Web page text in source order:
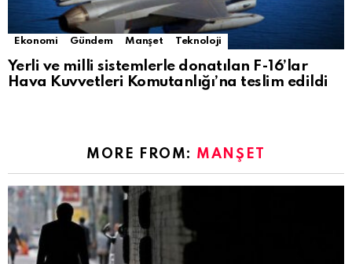
Ekonomi Gündem Manşet Teknoloji
Yerli ve milli sistemlerle donatılan F-16’lar
Hava Kuvvetleri Komutanlığı’na teslim edildi
MORE FROM: MANŞET